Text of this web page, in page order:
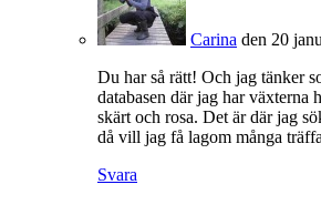
Carina den 20
Du har så rätt! Och jag tänker
databasen där jag har växterna
skärt och rosa. Det är där jag
då vill jag få lagom många
Svara